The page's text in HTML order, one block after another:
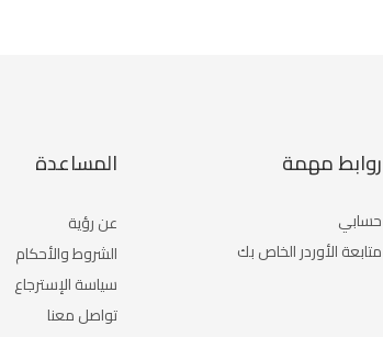
روابط مهمة
حسابي
متابعة الأوردر الخاص بك
المساعدة
عن رؤية
الشروط والأحكام
سياسة الإسترجاع
تواصل معنا